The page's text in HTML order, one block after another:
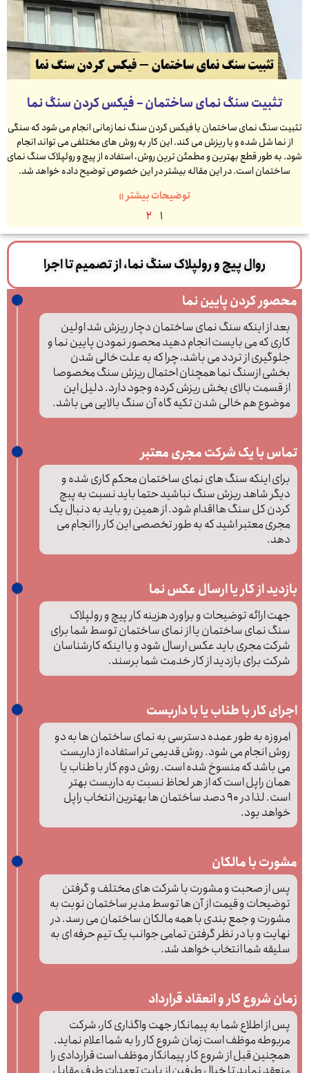
تثبیت سنگ نمای ساختمان – فیکس کردن سنگ نما
تثبیت سنگ نمای ساختمان یا فیکس کردن سنگ نما زمانی انجام می شود که سنگی
از نما شل شده و یا ریزش می کند. این کار به روش های مختلفی می تواند انجام
شود. به طور قطع بهترین و مطمئن ترین روش، استفاده از پیچ و رولپلاک سنگ نمای
ساختمان است. در این مقاله بیشتر در این خصوص توضیح داده خواهد شد.
توضیحات بیشتر »
1
2
روال پیچ و رولپلاک سنگ نما، از تصمیم تا اجرا
محصور کردن پایین نما
بعد از اینکه سنگ نمای ساختمان دچار ریزش شد اولین
کاری که می بایست انجام دهید محصور نمودن پایین نما و
جلوگیری از تردد می باشد، چرا که به علت خالی شدن
بخشی ازسنگ نما همچنان احتمال ریزش سنگ مخصوصا
از قسمت بالای بخش ریزش کرده وجود دارد. دلیل این
موضوع هم خالی شدن تکیه گاه آن سنگ بالایی می باشد.
تماس با یک شرکت مجری معتبر
برای اینکه سنگ های نمای ساختمان محکم کاری شده و
دیگر شاهد ریزش سنگ نباشید حتما باید نسبت به پبچ
کردن کل سنگ ها اقدام شود. از همین رو باید به دنبال یک
مجری معتبر اشید که به طور تخصصی این کار را انجام می
دهد.
بازدید از کار یا ارسال عکس نما
جهت ارائه توضیحات و براورد هزینه کار پیچ و رولپلاک
سنگ نمای ساختمان یا از نمای ساختمان توسط شما برای
شرکت مجری باید عکس ارسال شود و یا اینکه کارشناسان
شرکت برای بازدید از کار خدمت شما برسند.
اجرای کار با طناب یا با داربست
امروزه به طور عمده دسترسی به نمای ساختمان ها به دو
روش انجام می شود. روش قدیمی تر استفاده از داربست
می باشد که منسوخ شده است. روش دوم کار با طناب یا
همان راپل است که از هر لحاظ نسبت به داربست بهتر
است. لذا در 90 دصد ساختمان ها بهترین انتخاب راپل
خواهد بود.
مشورت با مالکان
پس از صحبت و مشورت با شرکت های مختلف و گرفتن
توضیحات و قیمت از آن ها توسط مدیر ساختمان نوبت به
مشورت و جمع بندی با همه مالکان ساختمان می رسد. در
نهایت و با در نظر گرفتن تمامی جوانب یک تیم حرفه ای به
سلیقه شما انتخاب خواهد شد.
زمان شروع کار و انعقاد قرارداد
پس از اطلاع شما به پیمانکار جهت واگذاری کار، شرکت
مربوطه موظف است زمان شروع کار را به شما اعلام نماید.
همچنین قبل از شروع کار پیمانکار موظف است قراردادی را